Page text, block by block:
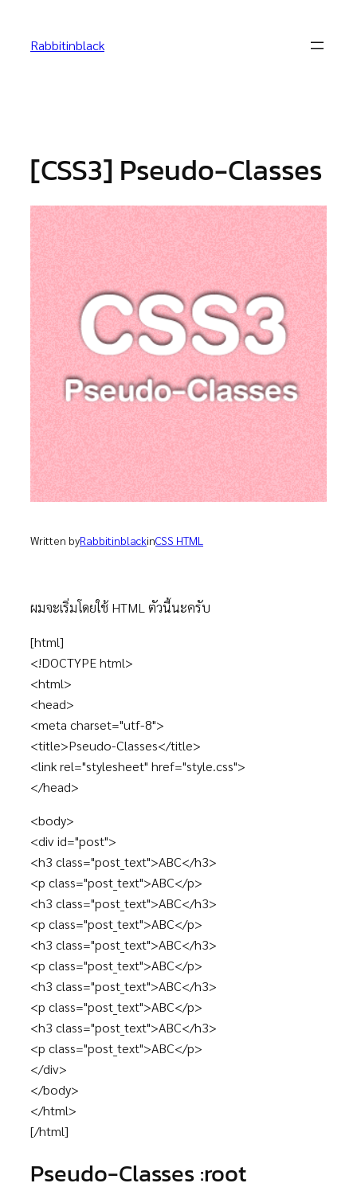
content
Rabbitinblack
[CSS3] Pseudo-Classes
Written byRabbitinblackinCSS HTML
ผมจะเริ่มโดยใช้ HTML ตัวนี้นะครับ
[html]
<!DOCTYPE html>
<html>
<head>
<meta charset="utf-8">
<title>Pseudo-Classes</title>
<link rel="stylesheet" href="style.css">
</head>
<body>
<div id="post">
<h3 class="post_text">ABC</h3>
<p class="post_text">ABC</p>
<h3 class="post_text">ABC</h3>
<p class="post_text">ABC</p>
<h3 class="post_text">ABC</h3>
<p class="post_text">ABC</p>
<h3 class="post_text">ABC</h3>
<p class="post_text">ABC</p>
<h3 class="post_text">ABC</h3>
<p class="post_text">ABC</p>
</div>
</body>
</html>
[/html]
Pseudo-Classes :root